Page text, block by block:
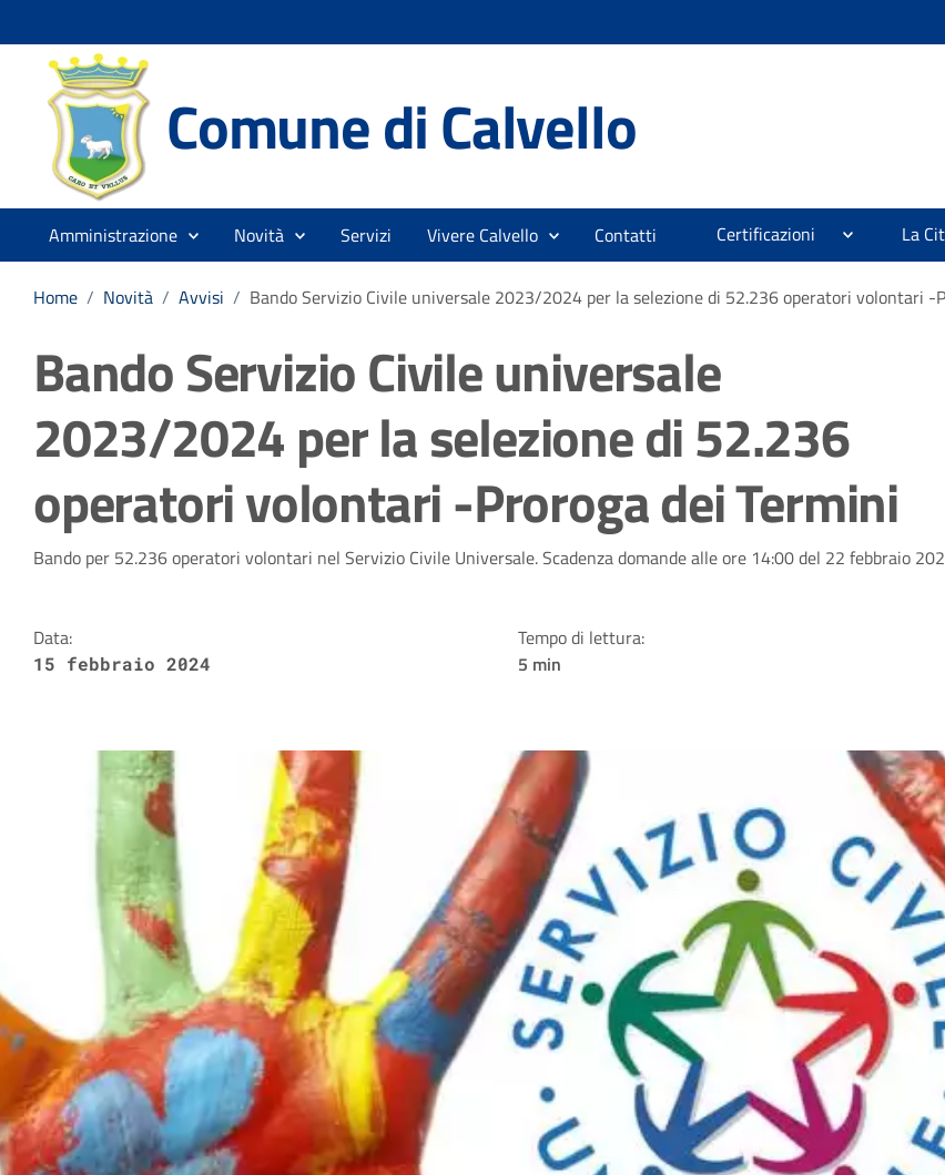
Comune di Calvello
Amministrazione Novità Servizi Vivere Calvello Contatti Certificazioni La
Home / Novità / Avvisi / Bando Servizio Civile universale 2023/2024 per la selezione di 52.236 operatori volontari -
Bando Servizio Civile universale
2023/2024 per la selezione di 52.236
operatori volontari -Proroga dei Termini
Dettagli della notizia
Bando per 52.236 operatori volontari nel Servizio Civile Universale. Scadenza domande alle ore 14:00 del 22 febbraio
Data:
15 febbraio 2024
Tempo di lettura:
5 min